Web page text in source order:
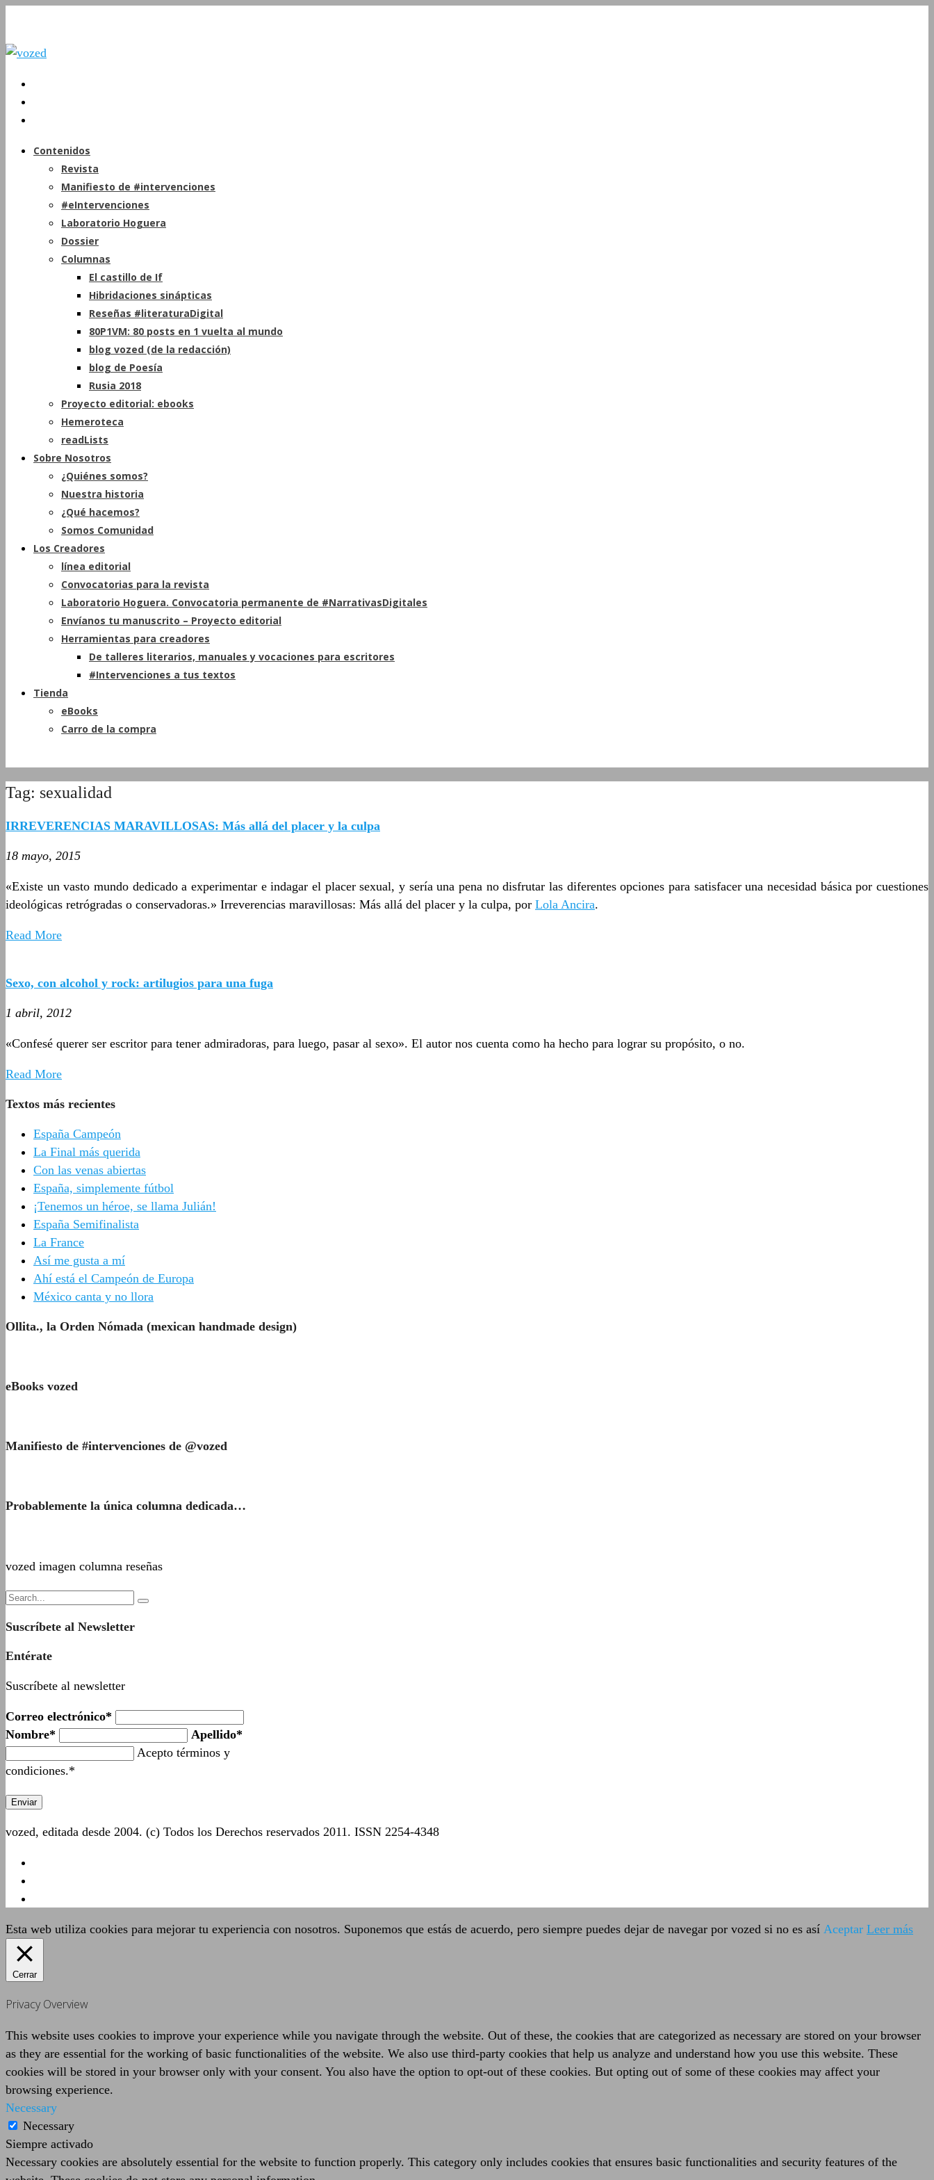
Contenidos
Revista
Manifiesto de #intervenciones
#eIntervenciones
Laboratorio Hoguera
Dossier
Columnas
El castillo de If
Hibridaciones sinápticas
Reseñas #literaturaDigital
80P1VM: 80 posts en 1 vuelta al mundo
blog vozed (de la redacción)
blog de Poesía
Rusia 2018
Proyecto editorial: ebooks
Hemeroteca
readLists
Sobre Nosotros
¿Quiénes somos?
Nuestra historia
¿Qué hacemos?
Somos Comunidad
Los Creadores
línea editorial
Convocatorias para la revista
Laboratorio Hoguera. Convocatoria permanente de #NarrativasDigitales
Envíanos tu manuscrito – Proyecto editorial
Herramientas para creadores
De talleres literarios, manuales y vocaciones para escritores
#Intervenciones a tus textos
Tienda
eBooks
Carro de la compra
Tag: sexualidad
IRREVERENCIAS MARAVILLOSAS: Más allá del placer y la culpa
18 mayo, 2015
«Existe un vasto mundo dedicado a experimentar e indagar el placer sexual, y sería una pena no disfrutar las diferentes opciones para satisfacer una necesidad básica por cuestiones
ideológicas retrógradas o conservadoras.» Irreverencias maravillosas: Más allá del placer y la culpa, por Lola Ancira.
Read More
Sexo, con alcohol y rock: artilugios para una fuga
1 abril, 2012
«Confesé querer ser escritor para tener admiradoras, para luego, pasar al sexo». El autor nos cuenta como ha hecho para lograr su propósito, o no.
Read More
Textos más recientes
España Campeón
La Final más querida
Con las venas abiertas
España, simplemente fútbol
¡Tenemos un héroe, se llama Julián!
España Semifinalista
La France
Así me gusta a mí
Ahí está el Campeón de Europa
México canta y no llora
Ollita., la Orden Nómada (mexican handmade design)
eBooks vozed
Manifiesto de #intervenciones de @vozed
Probablemente la única columna dedicada…
vozed imagen columna reseñas
Suscríbete al Newsletter
Entérate
Suscríbete al newsletter
Correo electrónico*
Nombre*
Apellido*
Acepto términos y
condiciones.*
vozed, editada desde 2004. (c) Todos los Derechos reservados 2011. ISSN 2254-4348
Esta web utiliza cookies para mejorar tu experiencia con nosotros. Suponemos que estás de acuerdo, pero siempre puedes dejar de navegar por vozed si no es así Aceptar Leer más
Cerrar
Privacy Overview
This website uses cookies to improve your experience while you navigate through the website. Out of these, the cookies that are categorized as necessary are stored on your browser
as they are essential for the working of basic functionalities of the website. We also use third-party cookies that help us analyze and understand how you use this website. These
cookies will be stored in your browser only with your consent. You also have the option to opt-out of these cookies. But opting out of some of these cookies may affect your
browsing experience.
Necessary
Necessary
Siempre activado
Necessary cookies are absolutely essential for the website to function properly. This category only includes cookies that ensures basic functionalities and security features of the